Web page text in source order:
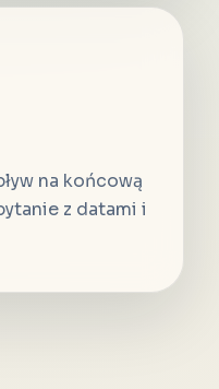
na końcową
z datami i